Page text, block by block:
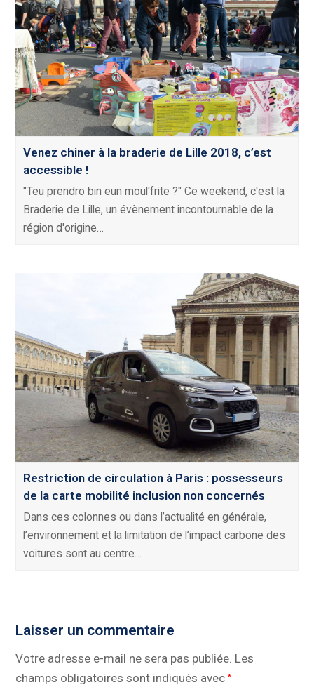
Venez chiner à la braderie de Lille 2018, c’est
accessible !
"Teu prendro bin eun moul'frite ?" Ce weekend, c'est la
Braderie de Lille, un évènement incontournable de la
région d'origine…
Restriction de circulation à Paris : possesseurs
de la carte mobilité inclusion non concernés
Dans ces colonnes ou dans l’actualité en générale,
l’environnement et la limitation de l’impact carbone des
voitures sont au centre…
Laisser un commentaire
Votre adresse e-mail ne sera pas publiée. Les
champs obligatoires sont indiqués avec*